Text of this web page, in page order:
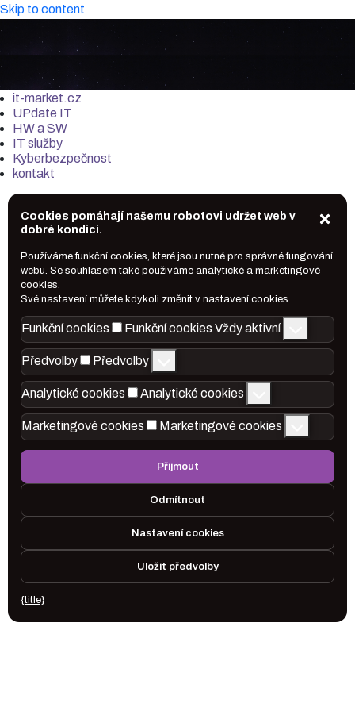
Skip to content
it-market.cz
UPdate IT
HW a SW
IT služby
Kyberbezpečnost
kontakt
Cookies pomáhají našemu robotovi udržet web v
dobré kondici.
Používáme funkční cookies, které jsou nutné pro správné fungování
webu. Se souhlasem také používáme analytické a marketingové
cookies.
Své nastavení můžete kdykoli změnit v nastavení cookies.
Funkční cookies Funkční cookies Vždy aktivní
Předvolby Předvolby
Analytické cookies Analytické cookies
Marketingové cookies Marketingové cookies
Přijmout
Odmítnout
Nastavení cookies
Uložit předvolby
{title}